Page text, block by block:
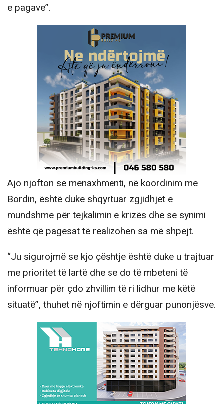
e pagave”.
Ajo njofton se menaxhmenti, në koordinim me
Bordin, është duke shqyrtuar zgjidhjet e
mundshme për tejkalimin e krizës dhe se synimi
është që pagesat të realizohen sa më shpejt.
“Ju sigurojmë se kjo çështje është duke u trajtuar
me prioritet të lartë dhe se do të mbeteni të
informuar për çdo zhvillim të ri lidhur me këtë
situatë”, thuhet në njoftimin e dërguar punonjësve.